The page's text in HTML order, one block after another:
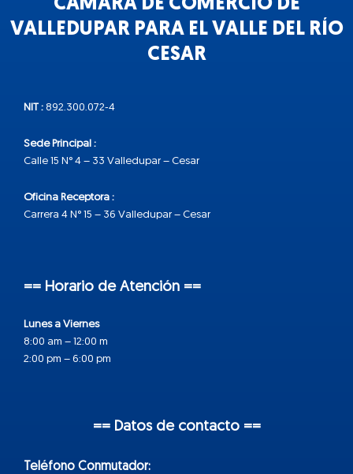
CÁMARA DE COMERCIO DE
VALLEDUPAR PARA EL VALLE DEL RÍO
CESAR
NIT : 892.300.072-4
Sede Principal :
Calle 15 N° 4 – 33 Valledupar – Cesar
Oficina Receptora :
Carrera 4 N° 15 – 36 Valledupar – Cesar
== Horario de Atención ==
Lunes a Viernes
8:00 am – 12:00 m
2:00 pm – 6:00 pm
== Datos de contacto ==
Teléfono Conmutador: